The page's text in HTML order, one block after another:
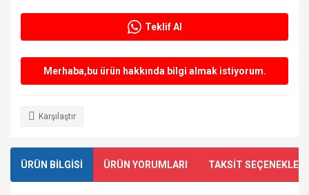
Teklif Al
Merhaba,bu ürün hakkında bilgi almak istiyorum.
Karşılaştır
ÜRÜN BİLGİSİ ÜRÜN YORUMLARI TAKSİT SEÇENEKLERİ